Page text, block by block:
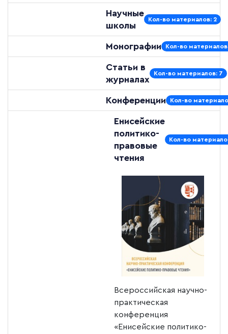
Научные
школы
Кол-во материалов: 2
Монографии Кол-во
Статьи в
журналах
Кол-во материалов: 7
Конференции Кол-во
Енисейские
политико-
правовые
чтения
Кол-во
Всероссийская научно-
практическая
конференция
«Енисейские политико-